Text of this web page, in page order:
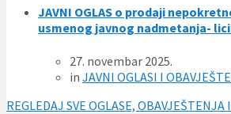
JAVNI OGLAS o prodaji
usmenog javnog nadmetanja-
27. novembar 2025.
in JAVNI OGLASI I
REGLEDAJ SVE OGLASE, OBAVJEŠTENJA